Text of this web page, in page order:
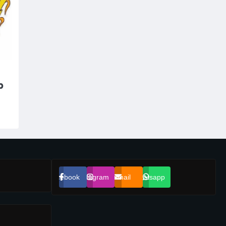
FacebookInstagram Email Whatsapp